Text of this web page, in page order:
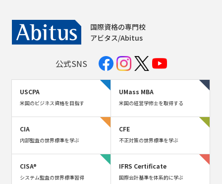
国際資格の専門校
アビタス/Abitus
公式SNS
USCPA
米国のビジネス資格を目指す
UMass MBA
米国の経営学修士を取得する
CIA
内部監査の世界標準を学ぶ
CFE
不正対策の世界標準を学ぶ
CISA®
システム監査の世界標準習得
IFRS Certificate
国際会計基準を体系的に学ぶ